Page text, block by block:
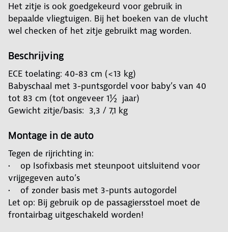
Het zitje is ook goedgekeurd voor gebruik in
bepaalde vliegtuigen. Bij het boeken van de vlucht
wel checken of het zitje gebruikt mag worden.
Beschrijving
ECE toelating: 40-83 cm (<13 kg)
Babyschaal met 3-puntsgordel voor baby’s van 40
tot 83 cm (tot ongeveer 1½ jaar)
Gewicht zitje/basis: 3,3 / 7,1 kg
Montage in de auto
Tegen de rijrichting in:
• op Isofixbasis met steunpoot uitsluitend voor
vrijgegeven auto’s
• of zonder basis met 3-punts autogordel
Let op: Bij gebruik op de passagiersstoel moet de
frontairbag uitgeschakeld worden!